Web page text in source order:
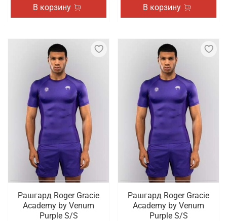
В корзину В корзину
Рашгард Roger Gracie
Academy by Venum
Purple S/S
Рашгард Roger Gracie
Academy by Venum
Purple S/S